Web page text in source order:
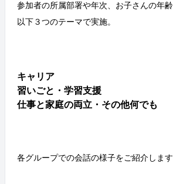
参加者の所属部署や年次、お子さんの年
以下３つのテーマで実施。
キャリア
習いごと・学習支援
仕事と家庭の両立・その他何でも
各グループでの会話の様子をご紹介します